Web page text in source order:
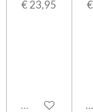
€ 23,95
Uitverkocht